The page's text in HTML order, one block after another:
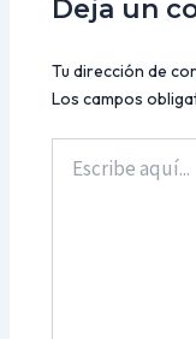
Deja un
Tu dirección de
Los campos
aquí...